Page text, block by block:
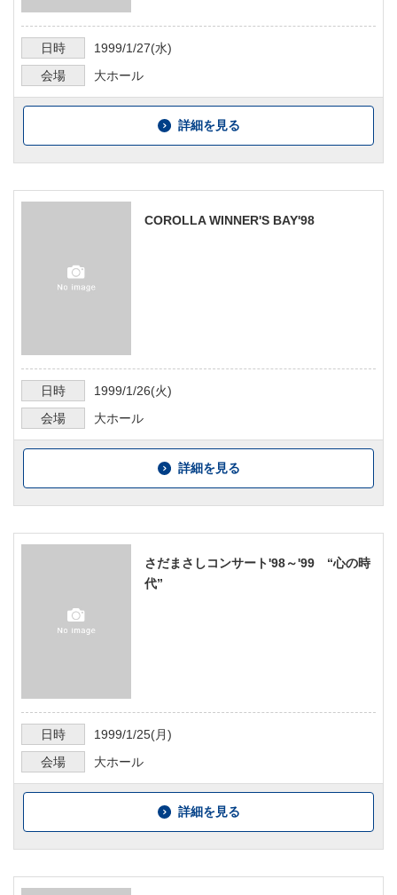
日時 1999/1/27(水)
会場
大ホール
詳細を見る
COROLLA WINNER'S BAY'98
日時 1999/1/26(火)
会場
大ホール
詳細を見る
さだまさしコンサート'98～'99 “心の時
代”
日時 1999/1/25(月)
会場
大ホール
詳細を見る